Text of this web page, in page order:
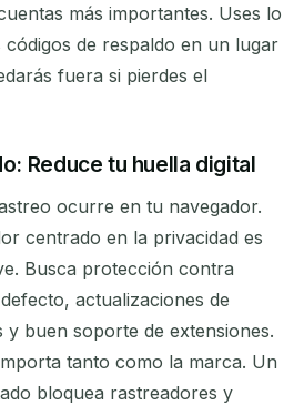
más importantes. Uses lo
de respaldo en un lugar
fuera si pierdes el
Reduce tu huella digital
ocurre en tu navegador.
centrado en la privacidad es
Busca protección contra
actualizaciones de
y buen soporte de extensiones.
tanto como la marca. Un
bloquea rastreadores y